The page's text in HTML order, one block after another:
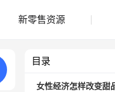
新零售资源
目录